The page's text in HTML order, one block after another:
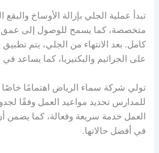
تبدأ عملية الجلي بإزالة الأوساخ
متخصصة، كما يسمح للوصول إلى عمق
كامل. بعد الانتهاء من الجلي، يتم
على الجراثيم والبكتيريا، كما يساعد
تولي شركة سماء الرياض اهتمامًا خاصًا
للمدارس تحديد مواعيد العمل وفقًا
العمل خدمة سريعة وفعالة، كما يضمن
في أفضل حالاتها.